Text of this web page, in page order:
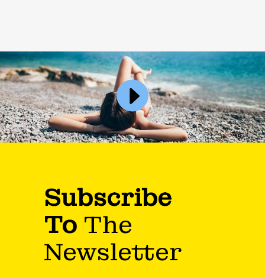
Subscribe
To The
Newsletter